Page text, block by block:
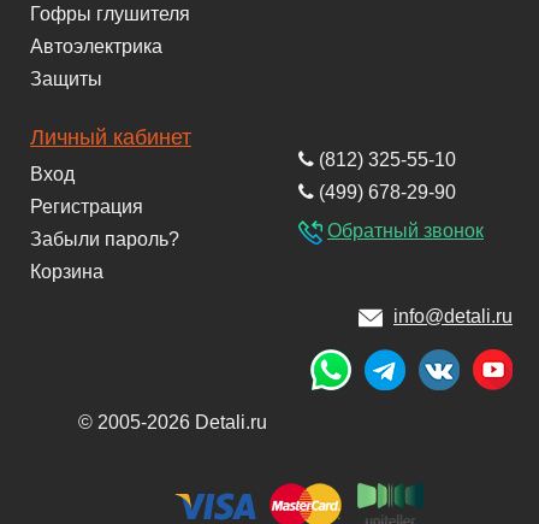
Гофры глушителя
Автоэлектрика
Защиты
Личный кабинет
Вход
Регистрация
Забыли пароль?
Корзина
(812) 325-55-10
(499) 678-29-90
Обратный звонок
info@detali.ru
© 2005-2026 Detali.ru